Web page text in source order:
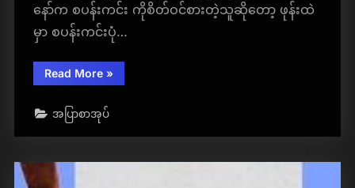
နော်က စပန်းကင်း ကိုစိတ်ဝင်စားတဲ့သူဆိုတော့ ဖုန်းထဲ
မှာ စပန်းကင်းပုံ…
Read More“ချစ်သူ
ငယ်
မ
လေး
စာပေ)​
»
အပြာစာအုပ်